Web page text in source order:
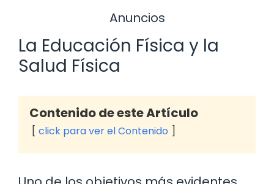
Anuncios
La Educación Física y la
Salud Física
Contenido de este Artículo
click para ver el Contenido